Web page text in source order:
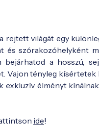
rejtett világát egy
és szórakozóhelyként
a hosszú,
Vajon tényleg kísértetek
élményt
ide!